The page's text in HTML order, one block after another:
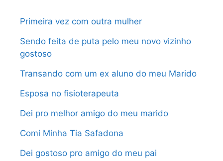
Primeira vez com outra mulher
Sendo feita de puta pelo meu novo vizinho
gostoso
Transando com um ex aluno do meu Marido
Esposa no fisioterapeuta
Dei pro melhor amigo do meu marido
Comi Minha Tia Safadona
Dei gostoso pro amigo do meu pai